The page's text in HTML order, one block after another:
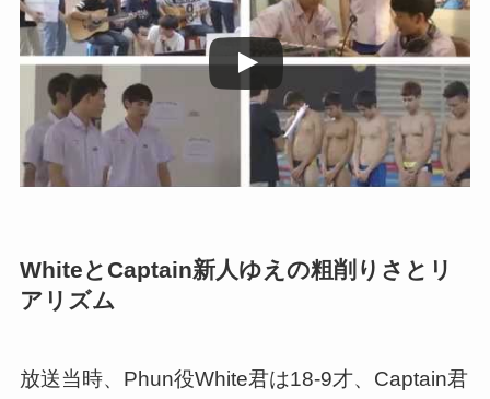
WhiteとCaptain新人ゆえの粗削りさとリ
アリズム
放送当時、Phun役White君は18-9才、Captain君